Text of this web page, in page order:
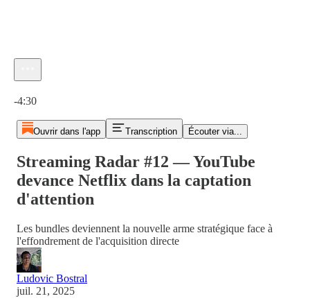
-4:30
Ouvrir dans l'app Transcription Écouter via...
Streaming Radar #12 — YouTube
devance Netflix dans la captation
d'attention
Les bundles deviennent la nouvelle arme stratégique face à
l'effondrement de l'acquisition directe
Ludovic Bostral
juil. 21, 2025